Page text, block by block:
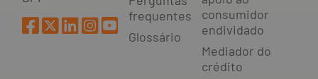
frequentes
Glossário
consumidor
endividado
Mediador do
crédito